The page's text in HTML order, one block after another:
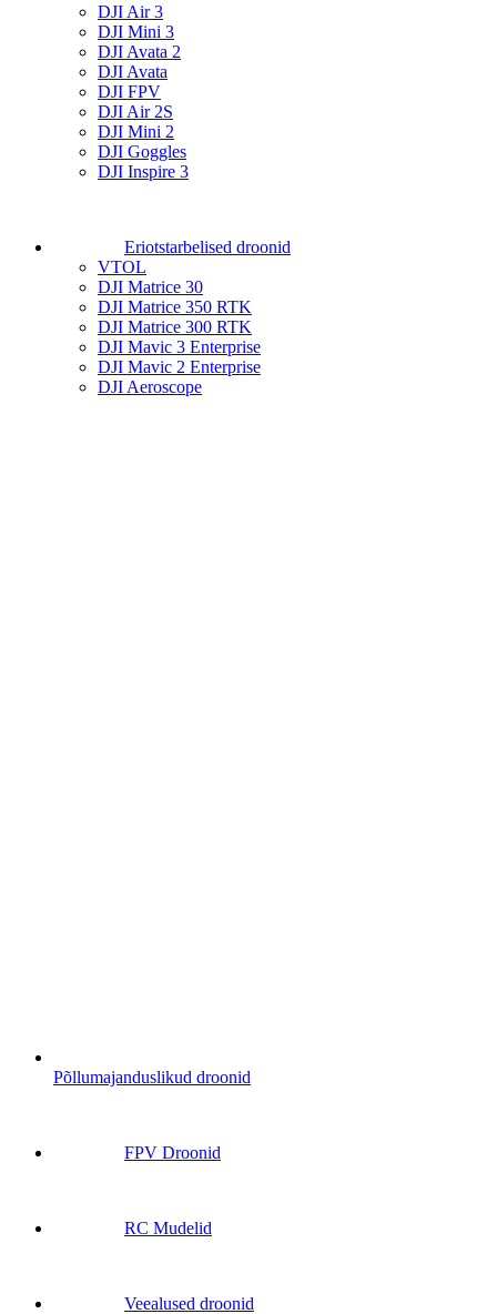
DJI Air 3
DJI Mini 3
DJI Avata 2
DJI Avata
DJI FPV
DJI Air 2S
DJI Mini 2
DJI Goggles
DJI Inspire 3
Eriotstarbelised droonid
VTOL
DJI Matrice 30
DJI Matrice 350 RTK
DJI Matrice 300 RTK
DJI Mavic 3 Enterprise
DJI Mavic 2 Enterprise
DJI Aeroscope
Põllumajanduslikud droonid
FPV Droonid
RC Mudelid
Veealused droonid